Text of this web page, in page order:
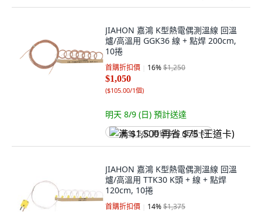
JIAHON 嘉鴻 K型熱電偶測溫線 回溫
爐/高溫用 GGK36 線 + 點焊 200cm,
10捲
首購折扣價 16%$1,250
$1,050
($105.00/1個)
明天 8/9 (日) 預計送達
满 $1,500 再省 $75 (王道卡)
JIAHON 嘉鴻 K型熱電偶測溫線 回溫
爐/高溫用 TTK30 K頭 + 線 + 點焊
120cm, 10捲
首購折扣價 14%$1,375